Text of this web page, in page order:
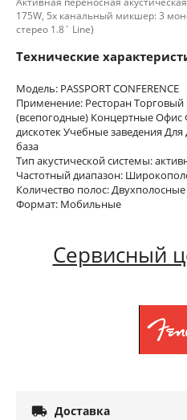
175W, 5х канальный микшер: 3
стерео 1.8` Line)
Технические
Модель: PASSPORT CONFERENCE
Применение: Ресторан
(всепогодные) Концертные
дискотек Учебные заведения
база
Тип акустической системы:
Частотный диапазон:
Количество полос: Двухполосные
Формат: Мобильные
Сервисный
 Доставка